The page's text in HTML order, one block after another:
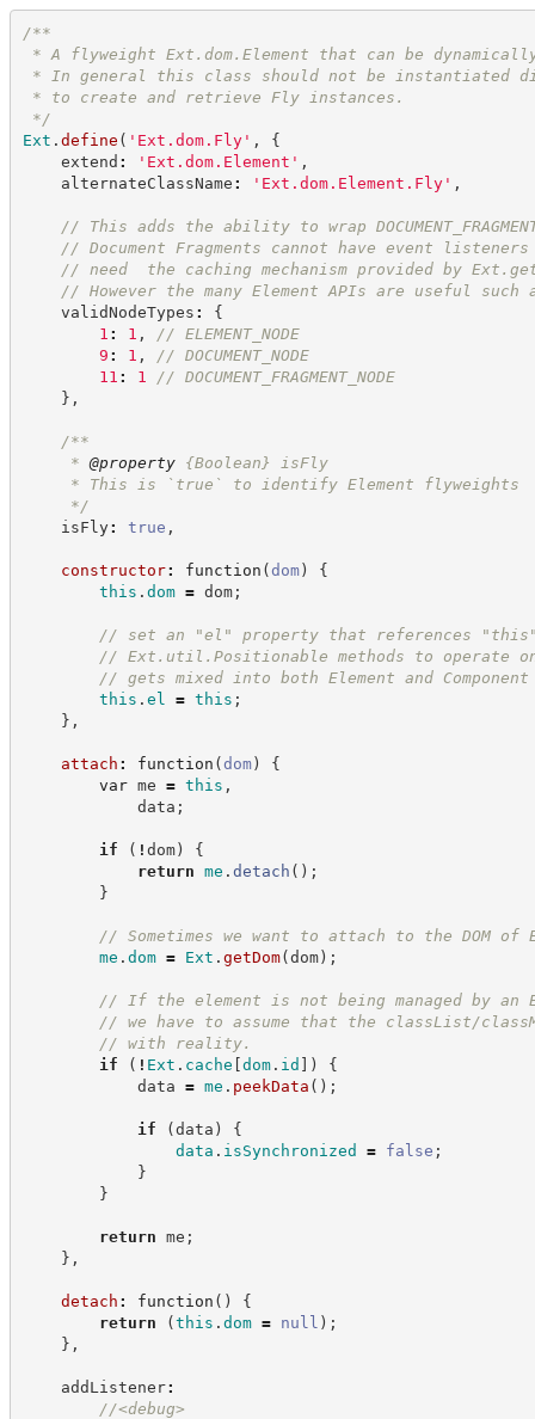
/**
* A flyweight Ext.dom.Element that can be dynamically
* In general this class should not be instantiated
* to create and retrieve Fly instances.
*/
Ext . define ( ' Ext.dom.Fly' ,
{
extend : ' Ext.dom.Element ' ,
alternateClassName : ' Ext.dom.Element.Fly' ,
// This adds the ability to wrap
// Document Fragments cannot have event
// need  the caching mechanism provided by
// However the many Element APIs are useful
validNodeTypes :
{
1 : 1 , // ELEMENT_NODE
9 : 1 , // DOCUMENT_NODE
11 : 1 // DOCUMENT_FRAGMENT_NODE
} ,
/**
* @property {Boolean}
isFly
* This is `true` to identify Element flyweights
*/
isFly: true ,
constructor: function (dom)
{
this . dom = dom;
// set an "el" property that references
// Ext.util.Positionable methods to operate
// gets mixed into both Element and Component
this . el = this ;
} ,
attach : function (dom)
{
var me = this ,
data ;
if ( ! dom)
{
return me . detach ( ) ;
}
// Sometimes we want to attach to the DOM
me . dom = Ext . getDom(dom) ;
// If the element is not being managed by an
// we have to assume that the classList/
// with reality.
if
( ! Ext . cache [dom. id ] )
{
data = me . peekData ( ) ;
if (data )
{
data . isSynchronized = false ;
}
}
return me ;
} ,
detach : function ( )
{
return
(this . dom = null ) ;
} ,
addListener:
//<debug>